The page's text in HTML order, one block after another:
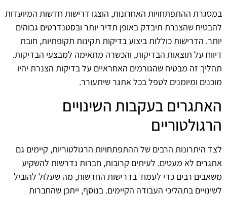
במסגרת ההתפתחויות האחרונות, הוצגו דרישות חדשות המיועדות
להבטיח שהצנרת תיבדק באופן תדיר יותר ובסטנדרטים גבוהים
יותר. הדרישות כוללות ביצוע בדיקות תקינות תקופתיות, חובת
דיווח על תוצאות הבדיקות, והכשרה מתאימה למבצעי הבדיקות.
תהליך זה מבטיח שהגורמים האחראיים על בדיקות הצנרת יהיו
מוכנים ומיומנים לטפל בכל אתגר שיתעורר.
האתגרים בעקבות השינויים
הרגולטוריים
לצד היתרונות הרבים של ההתפתחויות הרגולטוריות, קיימים גם
אתגרים לא מעטים. לעיתים קרובות, חברות נדרשות להשקיע
משאבים רבים כדי לעמוד בדרישות החדשות, מה שעלול להוביל
לשינויים בתהליכי העבודה הקיימים. בנוסף, ייתכן שהחברות